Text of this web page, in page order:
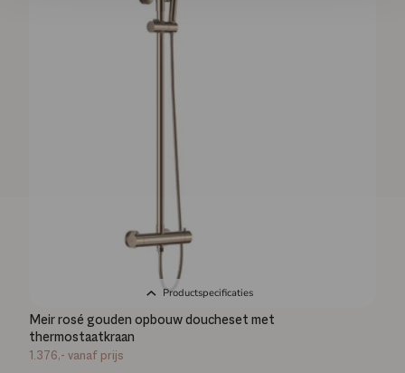
Productspecificaties
Meir rosé gouden opbouw doucheset met
thermostaatkraan
1.376,- vanaf prijs